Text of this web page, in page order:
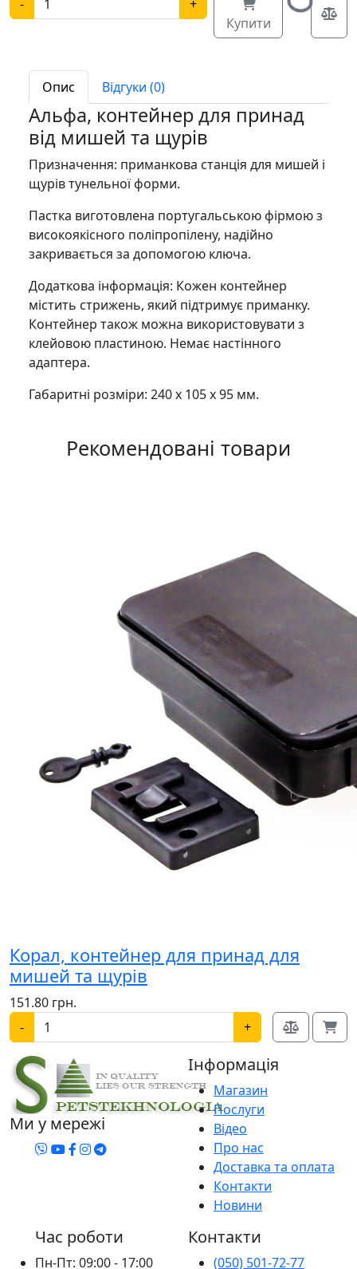
-
+
Купити
Loading...
Опис Відгуки (0)
Альфа, контейнер для принад
від мишей та щурів
Призначення: приманкова станція для мишей і
щурів тунельної форми.
Пастка виготовлена португальською фірмою з
високоякісного поліпропілену, надійно
закривається за допомогою ключа.
Додаткова інформація: Кожен контейнер
містить стрижень, який підтримує приманку.
Контейнер також можна використовувати з
клейовою пластиною. Немає настінного
адаптера.
Габаритні розміри: 240 х 105 х 95 мм.
Рекомендовані товари
Корал, контейнер для принад для
мишей та щурів
151.80 грн.
-
+
Ми у мережі
Інформація
Магазин
Послуги
Відео
Про нас
Доставка та оплата
Контакти
Новини
Час роботи
Пн-Пт: 09:00 - 17:00
Контакти
(050) 501-72-77